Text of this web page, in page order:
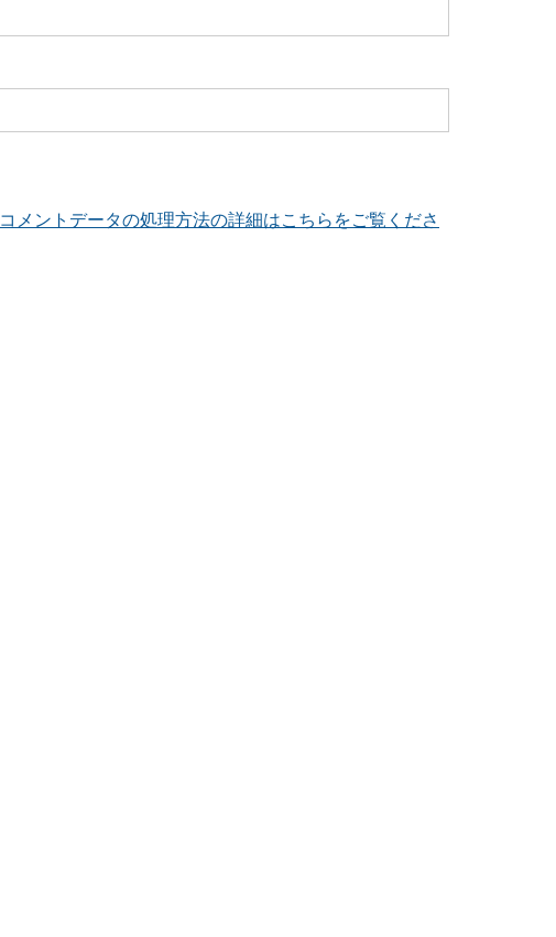
コメントデータの処理方法の詳細はこちらをご覧くださ